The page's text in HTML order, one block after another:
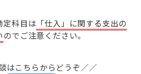
定科目は 「仕入」に関する支出の
のでご注意ください。
はこちらからどうぞ／／